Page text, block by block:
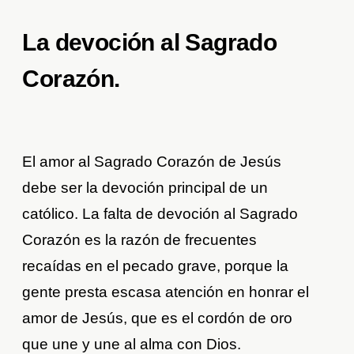
La devoción al Sagrado
Corazón.
El amor al Sagrado Corazón de Jesús
debe ser la devoción principal de un
católico. La falta de devoción al Sagrado
Corazón es la razón de frecuentes
recaídas en el pecado grave, porque la
gente presta escasa atención en honrar el
amor de Jesús, que es el cordón de oro
que une y une al alma con Dios.